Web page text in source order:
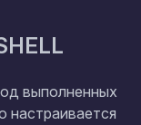
выполненных
настраивается